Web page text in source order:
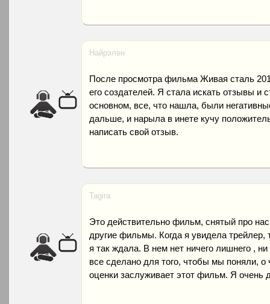
Найрэлен
После просмотра фильма Живая сталь
его создателей. Я стала искать отзывы и
основном, все, что нашла, были
дальше, и нарыла в инете кучу
написать свой отзыв.
Tagira
Это действительно фильм, снятый про
другие фильмы. Когда я увидела трейлер,
я так ждала. В нем нет ничего лишнего ,
все сделано для того, чтобы мы поняли,
оценки заслуживает этот фильм. Я очень